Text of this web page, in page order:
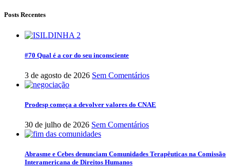
Posts Recentes
#70 Qual é a cor do seu inconsciente
3 de agosto de 2026 Sem Comentários
Prodesp começa a devolver valores do CNAE
30 de julho de 2026 Sem Comentários
Abrasme e Cebes denunciam Comunidades Terapêuticas na Comissão
Interamericana de Direitos Humanos